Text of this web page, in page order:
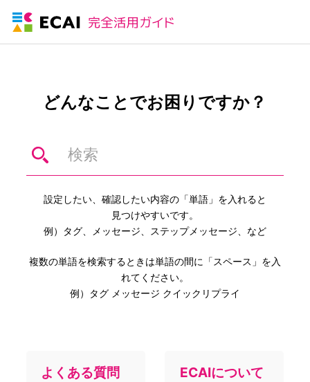
どんなことでお困りですか？
設定したい、確認したい内容の「単語」を入れると
見つけやすいです。
例）タグ、メッセージ、ステップメッセージ、など
複数の単語を検索するときは単語の間に「スペース」を入
れてください。
例）タグ メッセージ クイックリプライ
よくある質問 ECAIについて